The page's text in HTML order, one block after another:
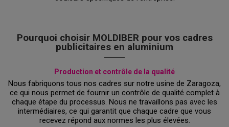
Pourquoi choisir MOLDIBER pour vos cadres
publicitaires en aluminium
Production et contrôle de la qualité
Nous fabriquons tous nos cadres sur notre usine de Zaragoza,
ce qui nous permet de fournir un contrôle de qualité complet à
chaque étape du processus. Nous ne travaillons pas avec les
intermédiaires, ce qui garantit que chaque cadre que vous
recevez répond aux normes les plus élevées.